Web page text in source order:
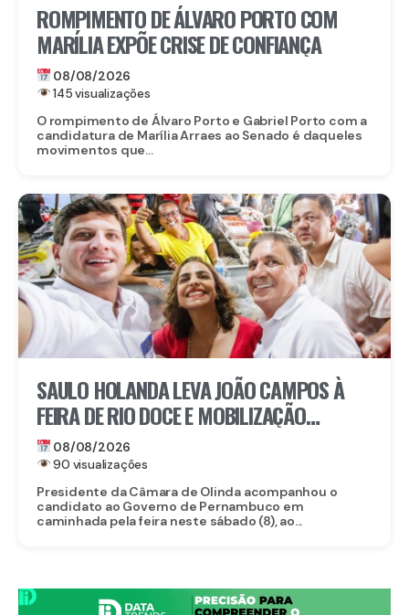
ROMPIMENTO DE ÁLVARO PORTO COM
MARÍLIA EXPÕE CRISE DE CONFIANÇA
08/08/2026
145 visualizações
O rompimento de Álvaro Porto e Gabriel Porto com a
candidatura de Marília Arraes ao Senado é daqueles
movimentos que...
SAULO HOLANDA LEVA JOÃO CAMPOS À
FEIRA DE RIO DOCE E MOBILIZAÇÃO
IMPRESSIONA EM OLINDA
08/08/2026
90 visualizações
Presidente da Câmara de Olinda acompanhou o
candidato ao Governo de Pernambuco em
caminhada pela feira neste sábado (8), ao...